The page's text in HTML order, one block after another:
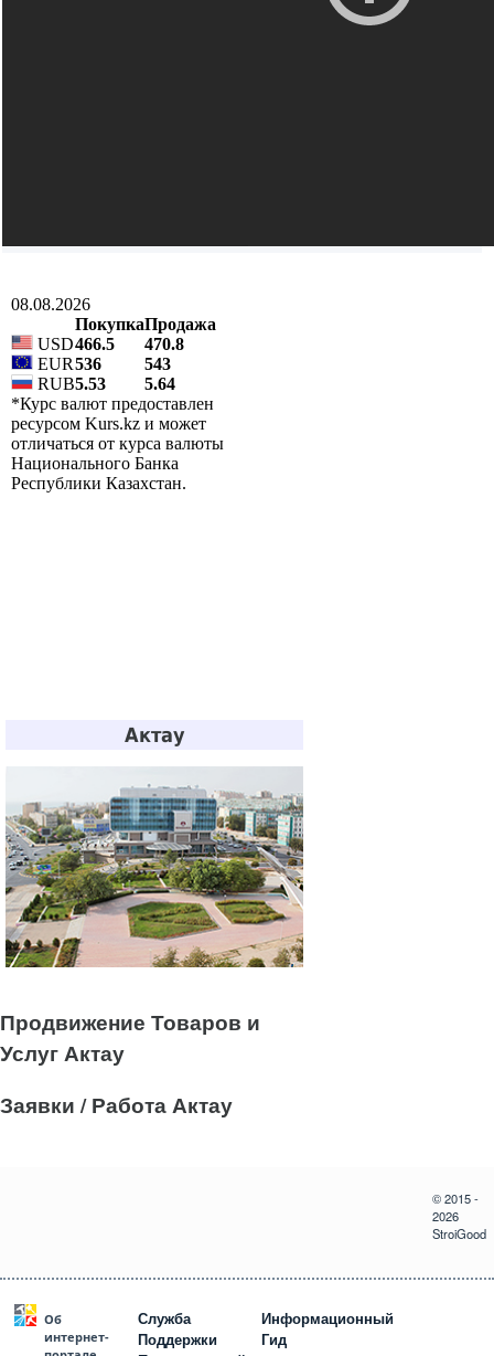
Актау
Продвижение Товаров и
Услуг Актау
Заявки / Работа Актау
Об
интернет-
Служба
Поддержки
Информационный
Гид
© 2015 -
2026
StroiGood